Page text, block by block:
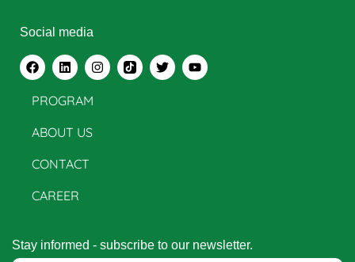
Social media
PROGRAM
ABOUT US
CONTACT
CAREER
Stay informed - subscribe to our newsletter.